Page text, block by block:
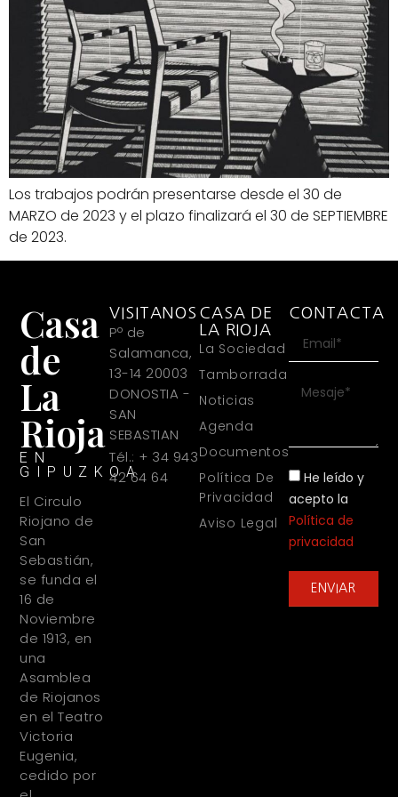
Los trabajos podrán presentarse desde el 30 de
MARZO de 2023 y el plazo finalizará el 30 de SEPTIEMBRE
de 2023.
Casa
de
La
Rioja
EN
GIPUZKOA
El Circulo
Riojano de
San
Sebastián,
se funda el
16 de
Noviembre
de 1913, en
una
Asamblea
de Riojanos
en el Teatro
Victoria
Eugenia,
cedido por
VISITANOS
Pº de
Salamanca,
13-14 20003
DONOSTIA -
SAN
SEBASTIAN
Tél.: + 34 943
42 64 64
CASA DE
LA RIOJA
La Sociedad
Tamborrada
Noticias
Agenda
Documentos
Política De
Privacidad
Aviso Legal
CONTACTA
He leído y
acepto la
Política de
privacidad
ENVIAR